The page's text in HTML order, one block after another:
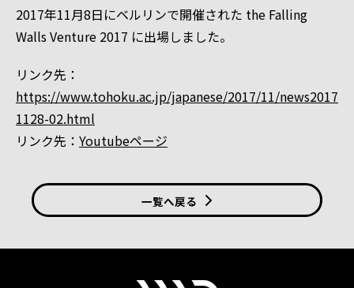
2017年11月8日にベルリンで開催された the Falling
Walls Venture 2017 に出場しました。
リンク先：
https://www.tohoku.ac.jp/japanese/2017/11/news2017
1128-02.html
リンク先： Youtubeページ
一覧へ戻る